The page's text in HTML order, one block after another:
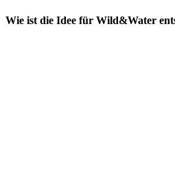
Wie ist die Idee für Wild&Water